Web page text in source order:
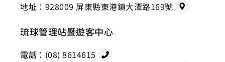
地址： 928009 屏東縣東港鎮大潭路169號
琉球管理站暨遊客中心
電話： (08) 8614615